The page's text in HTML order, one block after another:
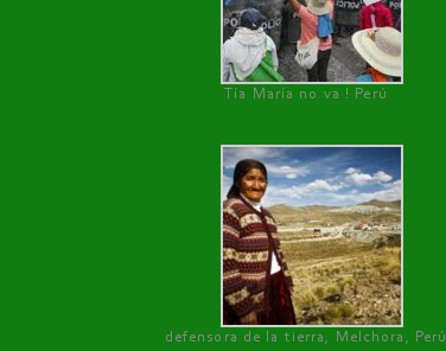
Tía María no va ! Perú
defensora de la tierra, Melchora, Perú